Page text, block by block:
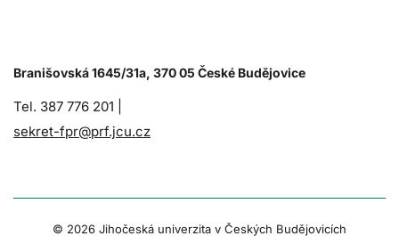
Branišovská 1645/31a, 370 05 České Budějovice
Tel. 387 776 201 |
sekret-fpr@prf.jcu.cz
© 2026 Jihočeská univerzita v Českých Budějovicích